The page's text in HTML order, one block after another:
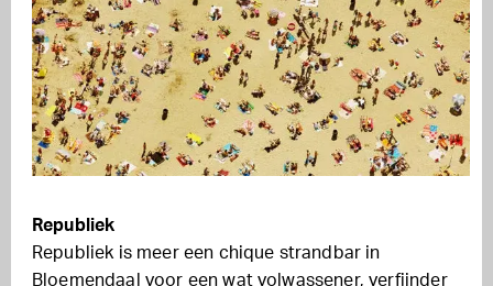
Republiek
Republiek is meer een chique strandbar in
Bloemendaal voor een wat volwassener, verfijnder